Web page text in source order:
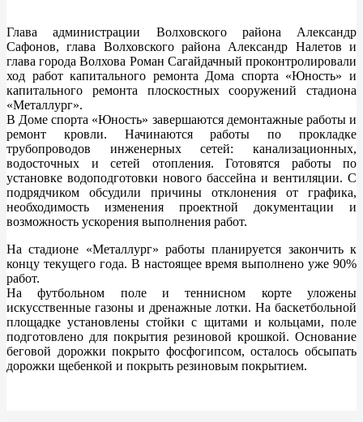
Глава администрации Волховского района Александр
Сафонов, глава Волховского района Александр Налетов и
глава города Волхова Роман Сагайдачный проконтролировали
ход работ капитального ремонта Дома спорта «Юность» и
капитального ремонта плоскостных сооружений стадиона
«Металлург».
В Доме спорта «Юность» завершаются демонтажные работы и
ремонт кровли. Начинаются работы по прокладке
трубопроводов инженерных сетей: канализационных,
водосточных и сетей отопления. Готовятся работы по
установке водоподготовки нового бассейна и вентиляции. С
подрядчиком обсудили причины отклонения от графика,
необходимость изменения проектной документации и
возможность ускорения выполнения работ.
На стадионе «Металлург» работы планируется закончить к
концу текущего года. В настоящее время выполнено уже 90%
работ.
На футбольном поле и теннисном корте уложены
искусственные газоны и дренажные лотки. На баскетбольной
площадке установлены стойки с щитами и кольцами, поле
подготовлено для покрытия резиновой крошкой. Основание
беговой дорожки покрыто фосфогипсом, осталось обсыпать
дорожки щебенкой и покрыть резиновым покрытием.